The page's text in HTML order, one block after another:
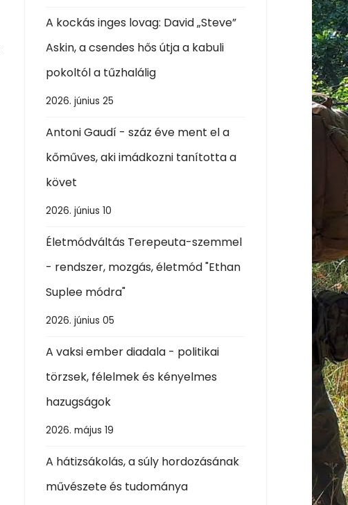
A kockás inges lovag: David „Steve”
Askin, a csendes hős útja a kabuli
pokoltól a tűzhalálig
2026. június 25
Antoni Gaudí - száz éve ment el a
kőműves, aki imádkozni tanította a
követ
2026. június 10
Életmódváltás Terepeuta-szemmel
- rendszer, mozgás, életmód "Ethan
Suplee módra"
2026. június 05
A vaksi ember diadala - politikai
törzsek, félelmek és kényelmes
hazugságok
2026. május 19
A hátizsákolás, a súly hordozásának
művészete és tudománya